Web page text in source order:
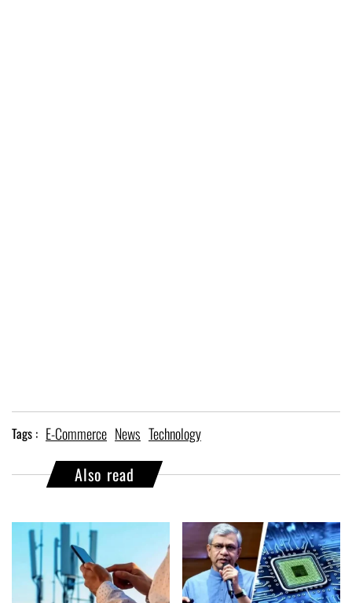
Tags : E-Commerce News Technology
Also read